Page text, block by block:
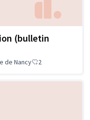
(bulletin
de Nancy 2